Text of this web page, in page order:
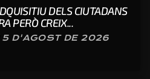
DELS CIUTADANS
PERÒ CREIX...
5 D'AGOST DE 2026